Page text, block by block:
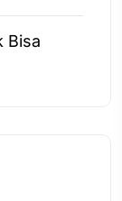
Bisa